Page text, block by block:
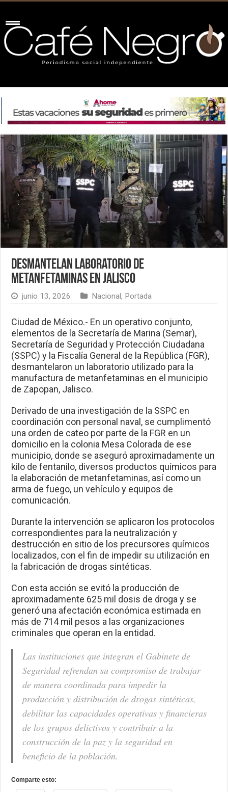
Desmantelan laboratorio de
metanfetaminas en Jalisco
junio 13, 2026 Nacional, Portada
Ciudad de México.- En un operativo conjunto,
elementos de la Secretaría de Marina (Semar),
Secretaría de Seguridad y Protección Ciudadana
(SSPC) y la Fiscalía General de la República (FGR),
desmantelaron un laboratorio utilizado para la
manufactura de metanfetaminas en el municipio
de Zapopan, Jalisco.
Derivado de una investigación de la SSPC en
coordinación con personal naval, se cumplimentó
una orden de cateo por parte de la FGR en un
domicilio en la colonia Mesa Colorada de ese
municipio, donde se aseguró aproximadamente un
kilo de fentanilo, diversos productos químicos para
la elaboración de metanfetaminas, así como un
arma de fuego, un vehículo y equipos de
comunicación.
Durante la intervención se aplicaron los protocolos
correspondientes para la neutralización y
destrucción en sitio de los precursores químicos
localizados, con el fin de impedir su utilización en
la fabricación de drogas sintéticas.
Con esta acción se evitó la producción de
aproximadamente 625 mil dosis de droga y se
generó una afectación económica estimada en
más de 714 mil pesos a las organizaciones
criminales que operan en la entidad.
Las instituciones que integran el Gabinete de
Seguridad refrendan su compromiso de trabajar
de manera coordinada para impedir la
producción y distribución de drogas sintéticas,
debilitar las capacidades operativas y financieras
de los grupos delictivos y contribuir a la
construcción de la paz y la seguridad en
beneficio de la población.
Comparte esto: